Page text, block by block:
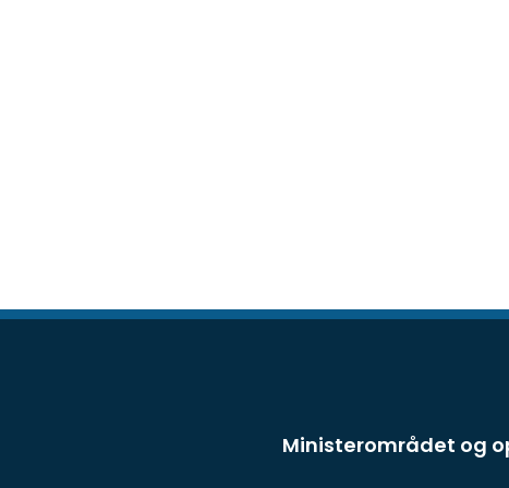
Ministerområdet og